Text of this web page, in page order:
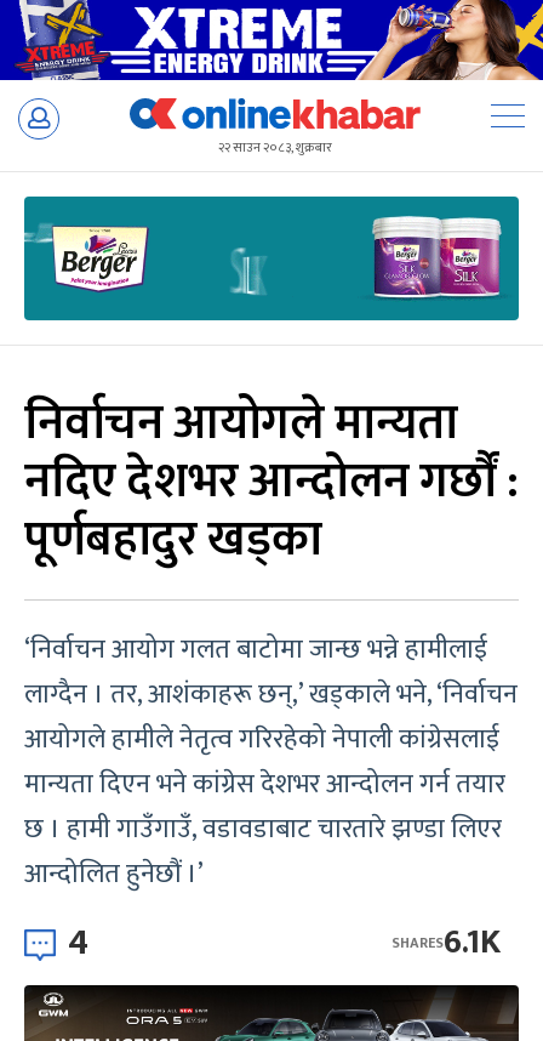
Skip
२२ साउन २०८३, शुक्रबार
निर्वाचन आयोगले मान्यता
नदिए देशभर आन्दोलन गर्छौं :
पूर्णबहादुर खड्का
‘निर्वाचन आयोग गलत बाटोमा जान्छ भन्ने हामीलाई
लाग्दैन । तर, आशंकाहरू छन्,’ खड्काले भने, ‘निर्वाचन
आयोगले हामीले नेतृत्व गरिरहेको नेपाली कांग्रेसलाई
मान्यता दिएन भने कांग्रेस देशभर आन्दोलन गर्न तयार
छ । हामी गाउँगाउँ, वडावडाबाट चारतारे झण्डा लिएर
आन्दोलित हुनेछौं ।’
4 6.1K
SHARES